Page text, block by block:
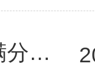
靠满分不合法